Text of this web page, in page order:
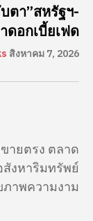
ตา”สหรัฐฯ-
ดอกเบี้ยเฟด
สิงหาคม 7, 2026
ายตรง ตลาด
สังหาริมทรัพย์
าพความงาม